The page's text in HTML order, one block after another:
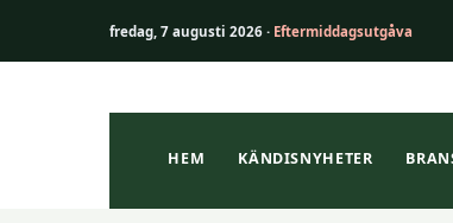
fredag, 7 augusti 2026 · Eftermiddagsutgåva
HEM KÄNDISNYHETER